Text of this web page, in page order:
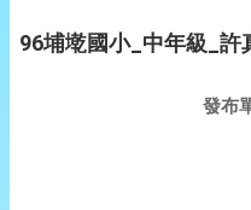
96埔墘國小_中年級_
發布